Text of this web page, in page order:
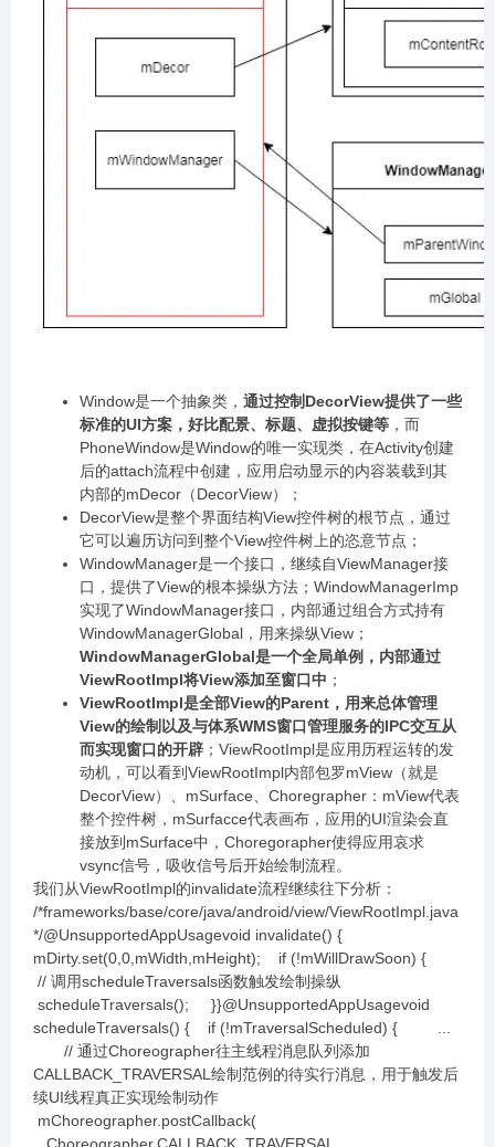
Window是一个抽象类， 通过控制DecorView提供了一些
标准的UI方案，好比配景、标题、虚拟按键等 ，而
PhoneWindow是Window的唯一实现类，在Activity创建
后的attach流程中创建，应用启动显示的内容装载到其
内部的mDecor（DecorView）；
DecorView是整个界面结构View控件树的根节点，通过
它可以遍历访问到整个View控件树上的恣意节点；
WindowManager是一个接口，继续自ViewManager接
口，提供了View的根本操纵方法；WindowManagerImp
实现了WindowManager接口，内部通过组合方式持有
WindowManagerGlobal，用来操纵View；
WindowManagerGlobal是一个全局单例，内部通过
ViewRootImpl将View添加至窗口中 ；
ViewRootImpl是全部View的Parent，用来总体管理
View的绘制以及与体系WMS窗口管理服务的IPC交互从
而实现窗口的开辟 ；ViewRootImpl是应用历程运转的发
动机，可以看到ViewRootImpl内部包罗mView（就是
DecorView）、mSurface、Choregrapher：mView代表
整个控件树，mSurfacce代表画布，应用的UI渲染会直
接放到mSurface中，Choregorapher使得应用哀求
vsync信号，吸收信号后开始绘制流程。
我们从ViewRootImpl的invalidate流程继续往下分析：
/*frameworks/base/core/java/android/view/ViewRootImpl.java
*/@UnsupportedAppUsagevoid invalidate() {
mDirty.set(0,0,mWidth,mHeight); if (!mWillDrawSoon) {
// 调用scheduleTraversals函数触发绘制操纵
scheduleTraversals(); }}@UnsupportedAppUsagevoid
scheduleTraversals() { if (!mTraversalScheduled) { ...
// 通过Choreographer往主线程消息队列添加
CALLBACK_TRAVERSAL绘制范例的待实行消息，用于触发后
续UI线程真正实现绘制动作
mChoreographer.postCallback(